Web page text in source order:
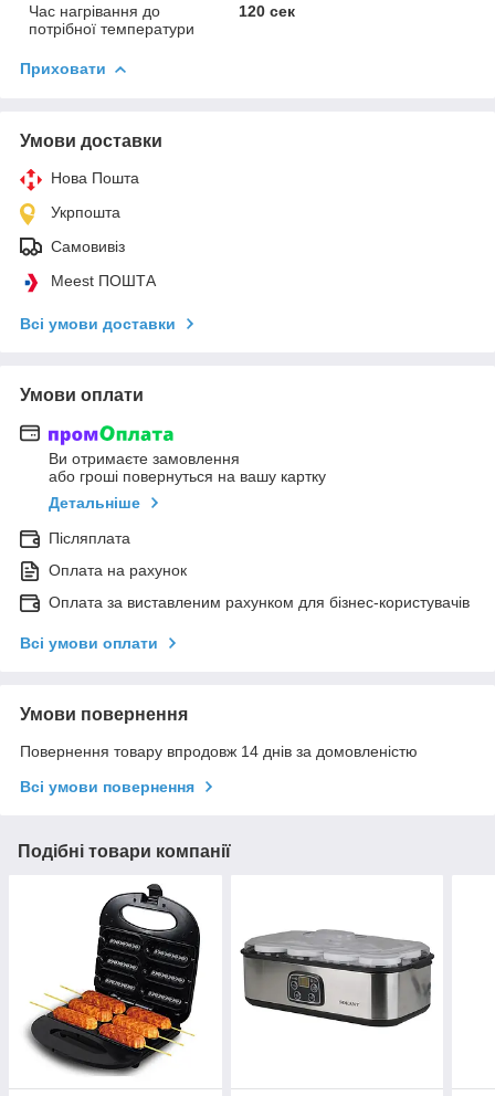
Час нагрівання до
потрібної температури
120 сек
Приховати
Умови доставки
Нова Пошта
Укрпошта
Самовивіз
Meest ПОШТА
Всі умови доставки
Умови оплати
Ви отримаєте замовлення
або гроші повернуться на вашу картку
Детальніше
Післяплата
Оплата на рахунок
Оплата за виставленим рахунком для бізнес-користувачів
Всі умови оплати
Умови повернення
Повернення товару впродовж 14 днів за домовленістю
Всі умови повернення
Подібні товари компанії